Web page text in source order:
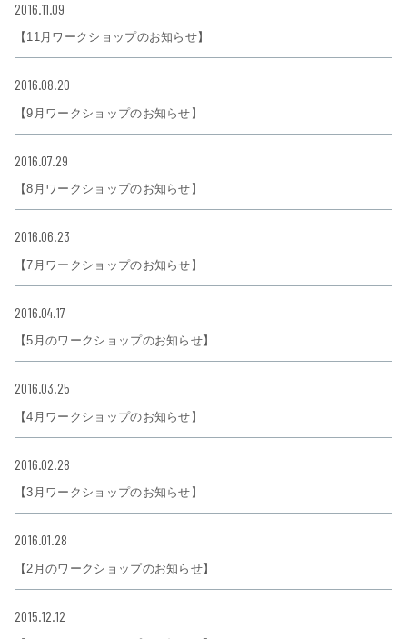
2016.11.09
【11月ワークショップのお知らせ】
2016.08.20
【9月ワークショップのお知らせ】
2016.07.29
【8月ワークショップのお知らせ】
2016.06.23
【7月ワークショップのお知らせ】
2016.04.17
【5月のワークショップのお知らせ】
2016.03.25
【4月ワークショップのお知らせ】
2016.02.28
【3月ワークショップのお知らせ】
2016.01.28
【2月のワークショップのお知らせ】
2015.12.12